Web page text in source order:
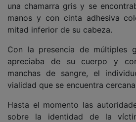
una chamarra gris y se
manos y con cinta adhesiva
mitad inferior de su cabeza.
Con la presencia de múltiples
apreciaba de su cuerpo y
manchas de sangre, el
vialidad que se encuentra
Hasta el momento las
sobre la identidad de la